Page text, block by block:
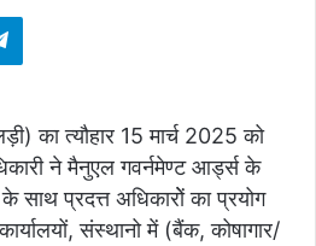
Telegram
का त्यौहार 15 मार्च 2025 को
ने मैनुएल गवर्नमेण्ट आर्ड्स के
साथ प्रदत्त अधिकारोें का प्रयोग
संस्थानो में (बैंक, कोषागार/